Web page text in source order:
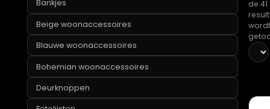
CATEGORIES
Bankjes
Beige woonaccessoires
Bohemian woonaccessoires